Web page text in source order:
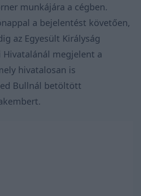
munkájára a cégben.
a bejelentést követően,
az Egyesült Királyság
Hivatalánál megjelent a
hivatalosan is
Bullnál betöltött